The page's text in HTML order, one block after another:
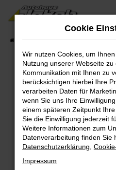
Zum
Hauptinhalt
Fehler: Network
Beim Laden ist ein Fehler
Hier sind ein paar Tipps,
Überprüfe deine
Internetverbindung.
Laden andere
Suchmaschine?
Cookie
Wir nutzen Cookies, um
Nutzung unserer Webseite
Kommunikation mit Ihnen zu
berücksichtigen hierbei Ihre
verarbeiten Daten für
wenn Sie uns Ihre
einem späteren Zeitpunkt
Sie die Einwilligung jederzeit
Weitere Informationen zum
Datenverarbeitung finden Sie
Datenschutzerklärung
Impressum